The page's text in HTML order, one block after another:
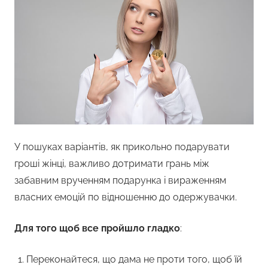
У пошуках варіантів, як прикольно подарувати
гроші жінці, важливо дотримати грань між
забавним врученням подарунка і вираженням
власних емоцій по відношенню до одержувачки.
Для того щоб все пройшло гладко:
Переконайтеся, що дама не проти того, щоб їй